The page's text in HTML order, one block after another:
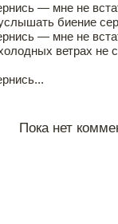
— мне не
биение
— мне не
ветрах не
Пока нет